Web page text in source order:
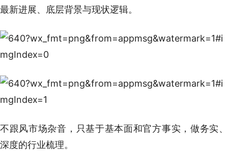
最新进展、底层背景与现状逻辑。
不跟风市场杂音，只基于基本面和官方事实，做务实、
深度的行业梳理。